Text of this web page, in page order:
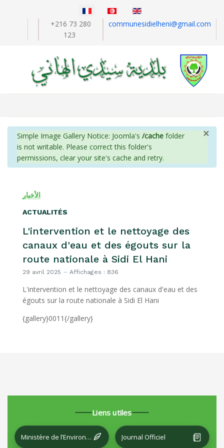
Sélectionnez votre langue
+216 73 280
123
communesidielheni@gmail.com
×
info
Simple Image Gallery Notice: Joomla's /cachefolder
is not writable. Please correct this folder's
permissions, clear your site's cache and retry.
الأخبار
ACTUALITÉS
L'intervention et le nettoyage des
canaux d'eau et des égouts sur la
route nationale à Sidi El Hani
29 avril 2025 Affichages : 836
L'intervention et le nettoyage des canaux d'eau et des
égouts sur la route nationale à Sidi El Hani
{gallery}0011{/gallery}
Liens utiles
Ministère de l’Environnement et du Développement local Journal Officiel